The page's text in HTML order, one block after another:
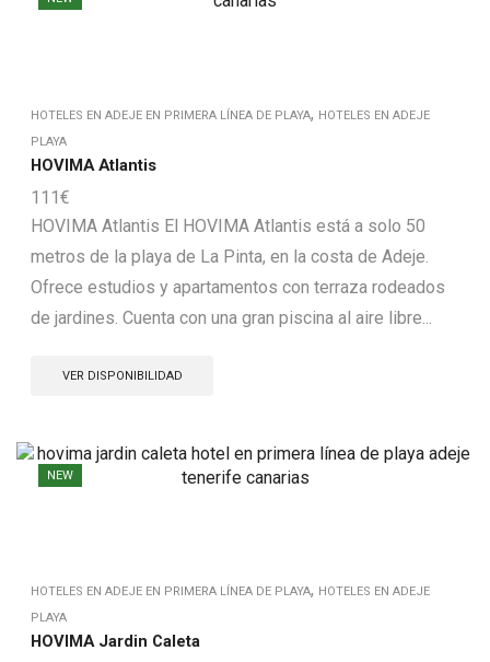
HOTELES EN ADEJE EN PRIMERA LÍNEA DE PLAYA, HOTELES EN ADEJE
PLAYA
HOVIMA Atlantis
111€
HOVIMA Atlantis El HOVIMA Atlantis está a solo 50
metros de la playa de La Pinta, en la costa de Adeje.
Ofrece estudios y apartamentos con terraza rodeados
de jardines. Cuenta con una gran piscina al aire libre...
VER DISPONIBILIDAD
NEW
HOTELES EN ADEJE EN PRIMERA LÍNEA DE PLAYA, HOTELES EN ADEJE
PLAYA
HOVIMA Jardin Caleta